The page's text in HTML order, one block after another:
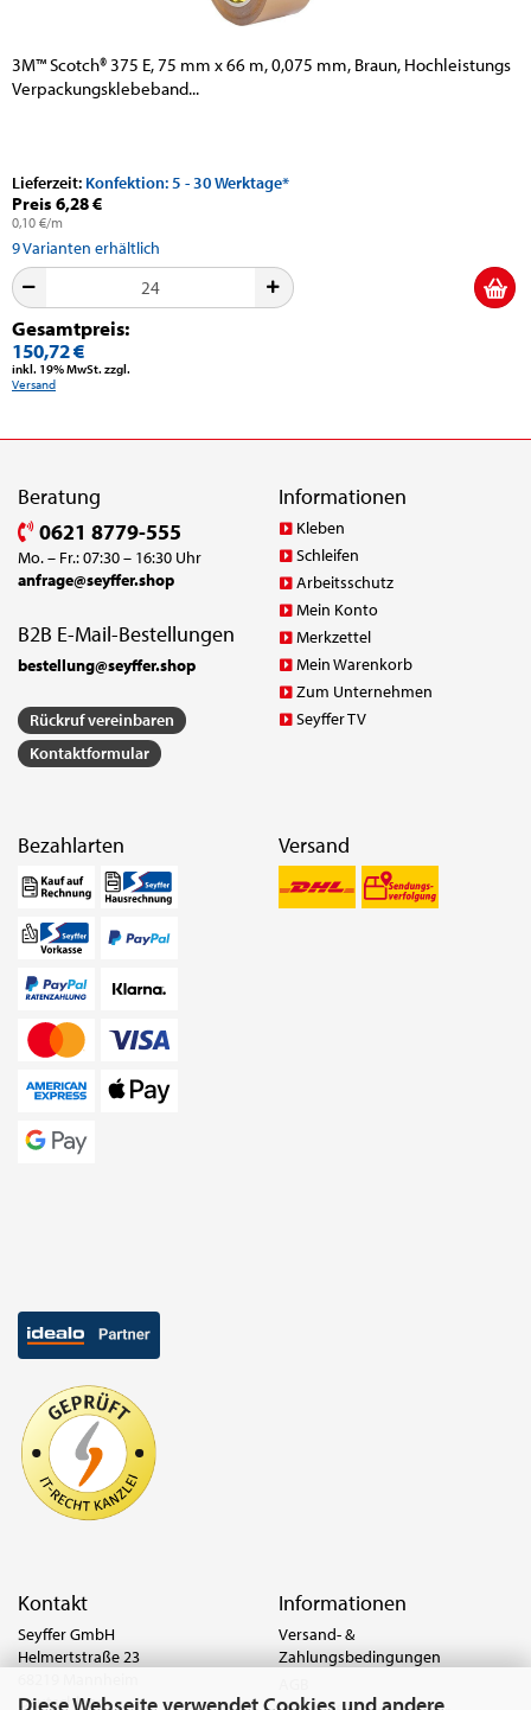
Diese Webseite verwendet Cookies und andere
3M™ Scotch® 375 E, 75 mm x 66 m, 0,075 mm, Braun, Hochleistungs
Verpackungsklebeband...
Lieferzeit: Konfektion: 5 - 30 Werktage*
Preis 6,28 €
0,10 €/m
9Varianten erhältlich
Gesamtpreis:
150,72 €
inkl. 19% MwSt. zzgl.
Versand
Beratung
0621 8779-555
Mo. – Fr.: 07:30 – 16:30 Uhr
anfrage@seyffer.shop
B2B E-Mail-Bestellungen
bestellung@seyffer.shop
Rückruf vereinbaren
Kontaktformular
Informationen
Kleben
Schleifen
Arbeitsschutz
Mein Konto
Merkzettel
Mein Warenkorb
Zum Unternehmen
Seyffer TV
Bezahlarten Versand
Kontakt
Seyffer GmbH
Helmertstraße 23
Deutschland
Informationen
Versand- &
Zahlungsbedingungen